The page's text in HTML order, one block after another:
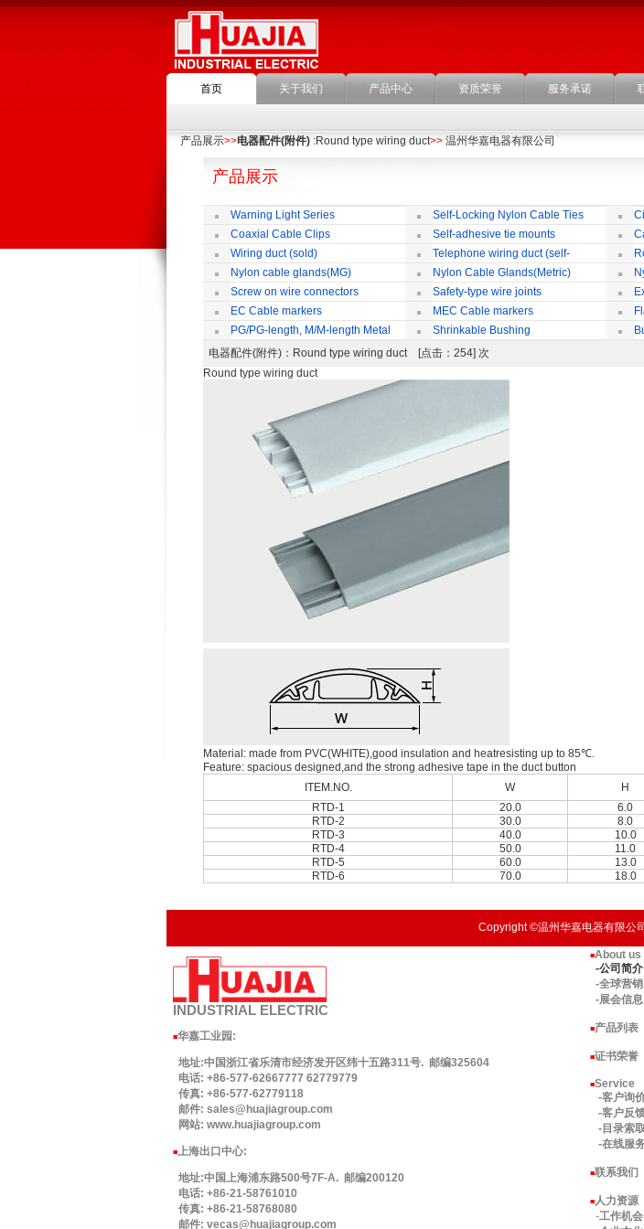
首页 关于我们 产品中心 资质荣誉 服务承诺
产品展示>>电器配件(附件) :Round type wiring duct>> 温州华嘉电器有限公司
产品展示
Warning Light Series Self-Locking Nylon Cable Ties
Coaxial Cable Clips
Self-adhesive tie mounts
Wiring duct (sold)
Telephone wiring duct (self-
adhesive)
Nylon cable glands(MG)
Nylon Cable Glands(Metric)
Screw on wire connectors Safety-type wire joints
EC Cable markers
MEC Cable markers
PG/PG-length, M/M-length Metal
Cable Rotate Pack
Shrinkable Bushing
电器配件(附件) ：Round type wiring duct [点击：254] 次
Round type wiring duct
Material: made from PVC(WHITE),good insulation and heatresisting up to 85℃.
Feature: spacious designed,and the strong adhesive tape in the duct button
ITEM.NO.
W H
RTD-1
20.0 6.0
RTD-2 30.0 8.0
RTD-3
40.0 10.0
RTD-4
50.0 11.0
RTD-5
60.0 13.0
RTD-6
70.0 18.0
Copyright ©温州华嘉电器有限公
INDUSTRIAL ELECTRIC
■华嘉工业园 :
地址:中国浙江省乐清市经济发开区纬十五路311号. 邮编325604
电话: +86-577-62667777 62779779
传真: +86-577-62779118
邮件: sales@huajiagroup.com
网站: www.huajiagroup.com
■上海出口中心:
地址:中国上海浦东路500号7F-A. 邮编200120
电话: +86-21-58761010
传真: +86-21-58768080
邮件: vecas@huajiagroup.com
■About us
-公司简介
-全球营销
-展会信息
■产品列表
■证书荣誉
■Service
-客户询
-客户反
-目录索取
-在线服
■联系我们
■人力资源
-工作机会